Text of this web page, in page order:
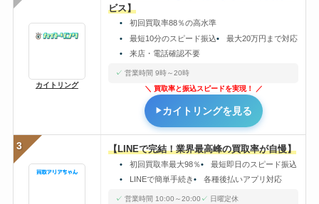
カイトリング
ビス】
初回買取率88％の高水準
最短10分のスピード振込
最大20万円まで対応
来店・電話確認不要
営業時間 9時～20時
買取率と振込スピードを実現！
カイトリングを見る
3 【LINEで完結！業界最高峰の買取率が自慢】
初回買取率最大98％
最短即日のスピード振込
LINEで簡単手続き
各種後払いアプリ対応
営業時間 10:00～20:00
日曜定休